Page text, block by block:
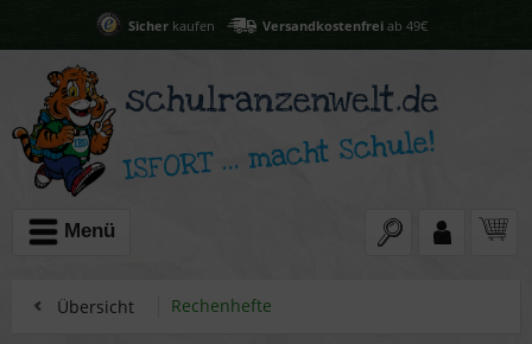
Sicherkaufen Versandkostenfreiab 49€
Menü
Übersicht Rechenhefte